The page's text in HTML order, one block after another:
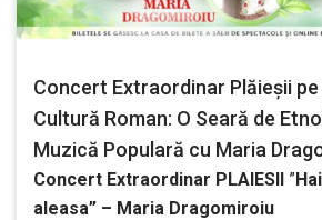
Concert Extraordinar Plăieșii pe
Cultură Roman: O Seară de
Muzică Populară cu Maria
Concert Extraordinar PLAIESII ”
aleasa” – Maria Dragomiroiu